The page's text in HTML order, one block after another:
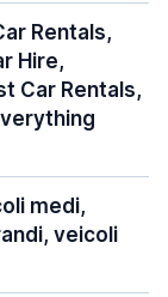
Rentals,
Hire,
Car Rentals,
medi,
veicoli